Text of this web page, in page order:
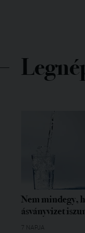
Nem mindegy,
ásványvizet
7 NAPJA